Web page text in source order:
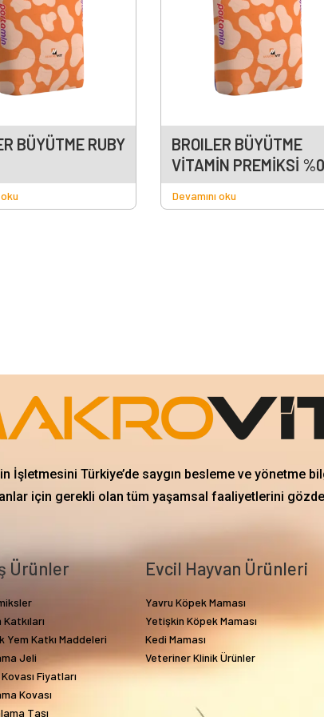
BÜYÜTME RUBY
oku
BROILER BÜYÜTME
VİTAMİN PREMİKSİ
Devamını oku
İşletmesini Türkiye’de saygın besleme ve yönetme
için gerekli olan tüm yaşamsal faaliyetlerini
Ürünler
Yem Katkı Maddeleri
Jeli
Fiyatları
Kovası
Taşı
Evcil Hayvan Ürünleri
Yavru Köpek Maması
Yetişkin Köpek Maması
Kedi Maması
Veteriner Klinik Ürünler